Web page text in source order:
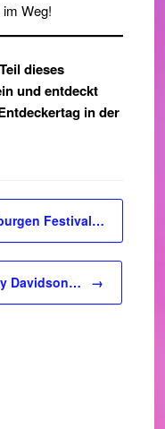
Weg!
dieses
und entdeckt
in der
Festival…
Davidson… →